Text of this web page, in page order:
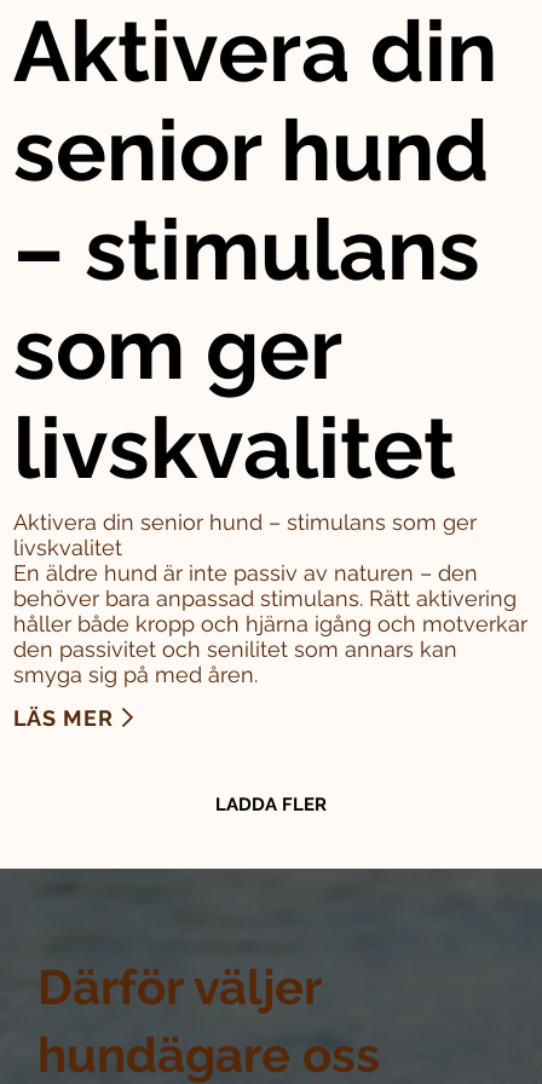
Därför väljer
hundägare oss
Aktivera din
senior hund
– stimulans
som ger
livskvalitet
Aktivera din senior hund – stimulans som ger
livskvalitet
En äldre hund är inte passiv av naturen – den
behöver bara anpassad stimulans. Rätt aktivering
håller både kropp och hjärna igång och motverkar
den passivitet och senilitet som annars kan
smyga sig på med åren.
LÄS MER
LADDA FLER